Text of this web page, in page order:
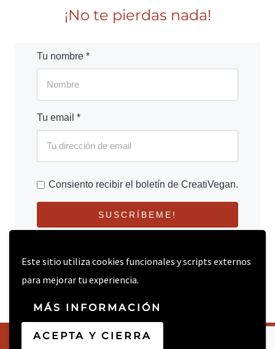
Este sitio utiliza cookies funcionales y scripts externos
para mejorar tu experiencia.
MÁS INFORMACIÓN
ACEPTA Y CIERRA
¡No te pierdas nada!
Tu nombre *
Tu email *
Consiento recibir el boletín de CreatiVegan.
SUSCRÍBEME!
© 2026 CREATIVEGAN.NET